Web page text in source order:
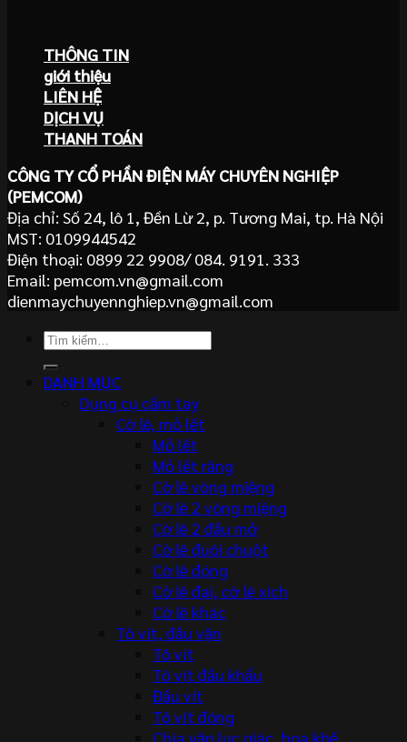
THÔNG TIN
giới thiệu
LIÊN HỆ
DỊCH VỤ
THANH TOÁN
CÔNG TY CỔ PHẦN ĐIỆN MÁY CHUYÊN NGHIỆP
(PEMCOM)
Địa chỉ: Số 24, lô 1, Đền Lừ 2, p. Tương Mai, tp. Hà Nội
MST: 0109944542
Điện thoại: 0899 22 9908/ 084. 9191. 333
Email: pemcom.vn@gmail.com
dienmaychuyennghiep.vn@gmail.com
Tìm
DANH MỤC
Dụng cụ cầm tay
Cờ lê, mỏ lết
Mỏ lết
Mỏ lết răng
Cờ lê vòng miệng
Cờ lê 2 vòng miệng
Cờ lê 2 đầu mở
Cờ lê đuôi chuột
Cờ lê đóng
Cờ lê đai, cờ lê xích
Cờ lê khác
Tô vít, đầu vặn
Tô vít
Tô vít đầu khẩu
Đầu vít
Tô vít đóng
Chìa vặn lục giác, hoa khế